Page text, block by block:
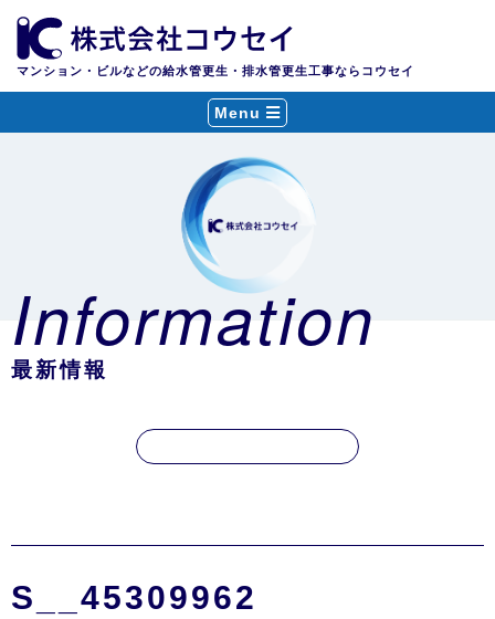
マンション・ビルなどの給水管更生・排水管更生工事ならコウセイ
Menu
Information
最新情報
S__45309962